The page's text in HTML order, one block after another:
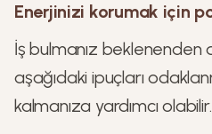
Enerjinizi korumak için
İş bulmanız beklenenden
aşağıdaki ipuçları
kalmanıza yardımcı olabilir.